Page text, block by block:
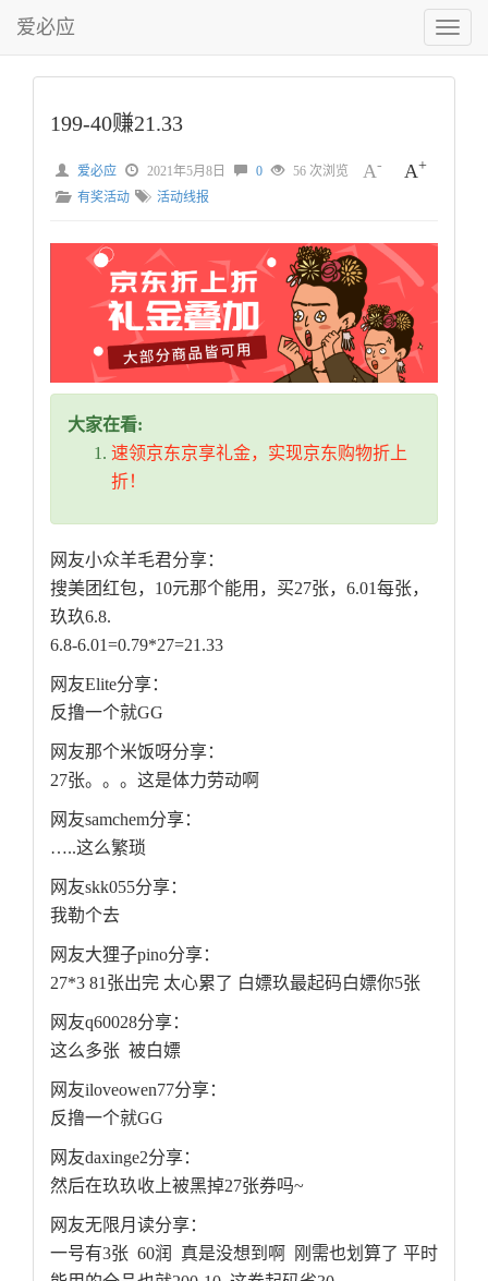
切
换
菜
爱必应
199-40赚21.33
A- A+
爱必应 2021年5月8日 0
56 次浏览
有奖活动
活动线报
大家在看:
速领京东京享礼金，实现京东购物折上
折！
网友小众羊毛君分享：
搜美团红包，10元那个能用，买27张，6.01每张，
玖玖6.8.
6.8-6.01=0.79*27=21.33
网友Elite分享：
反撸一个就GG
网友那个米饭呀分享：
27张。。。这是体力劳动啊
网友samchem分享：
…..这么繁琐
网友skk055分享：
我勒个去
网友大狸子pino分享：
27*3 81张出完 太心累了 白嫖玖最起码白嫖你5张
网友q60028分享：
这么多张 被白嫖
网友iloveowen77分享：
反撸一个就GG
网友daxinge2分享：
然后在玖玖收上被黑掉27张券吗~
网友无限月读分享：
一号有3张 60润 真是没想到啊 刚需也划算了 平时